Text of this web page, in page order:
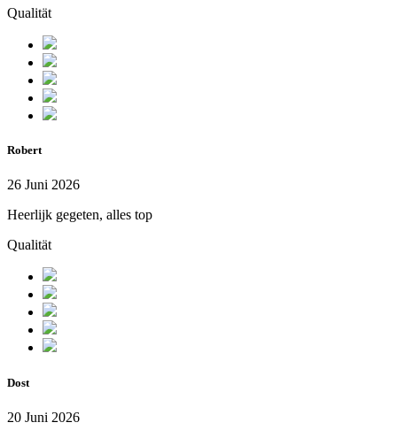
Qualität
Robert
26 Juni 2026
Heerlijk gegeten, alles top
Qualität
Dost
20 Juni 2026